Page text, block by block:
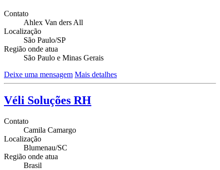
Contato
Ahlex Van ders All
Localização
São Paulo/SP
Região onde atua
São Paulo e Minas Gerais
Deixe uma mensagem Mais detalhes
Véli Soluções RH
Contato
Camila Camargo
Localização
Blumenau/SC
Região onde atua
Brasil